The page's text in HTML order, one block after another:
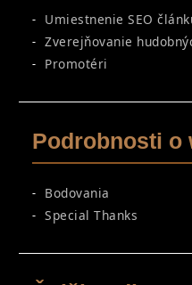
Umiestnenie SEO
Zverejňovanie
Promotéri
Podrobnosti o
Bodovania
Special Thanks